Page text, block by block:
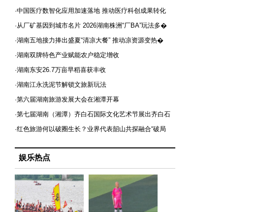
·中国医疗数智化应用加速落地 推动医疗科创成果转化
·从厂矿基因到城市名片 2026湖南株洲“厂BA”玩法多�
·湖南五地接力捧出盛夏“清凉大餐” 推动凉资源变热�
·湖南双牌特色产业赋能农户稳定增收
·湖南东安26.7万亩早稻喜获丰收
·湖南江永洗泥节解锁文旅新玩法
·第六届湖南旅游发展大会在湘潭开幕
·第七届湖南（湘潭）齐白石国际文化艺术节展出齐白石
·红色旅游何以破圈生长？业界代表韶山共探融合“破局
娱乐热点